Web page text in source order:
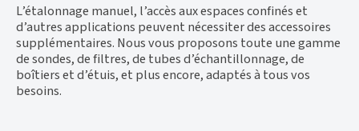
L’étalonnage manuel, l’accès aux espaces confinés et
d’autres applications peuvent nécessiter des accessoires
supplémentaires. Nous vous proposons toute une gamme
de sondes, de filtres, de tubes d’échantillonnage, de
boîtiers et d’étuis, et plus encore, adaptés à tous vos
besoins.